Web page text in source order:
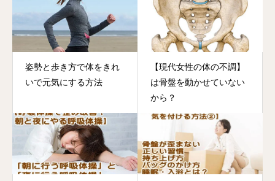
姿勢と歩き方で体をきれ
いで元気にする方法
【現代女性の体の不調】
は骨盤を動かせていない
から？